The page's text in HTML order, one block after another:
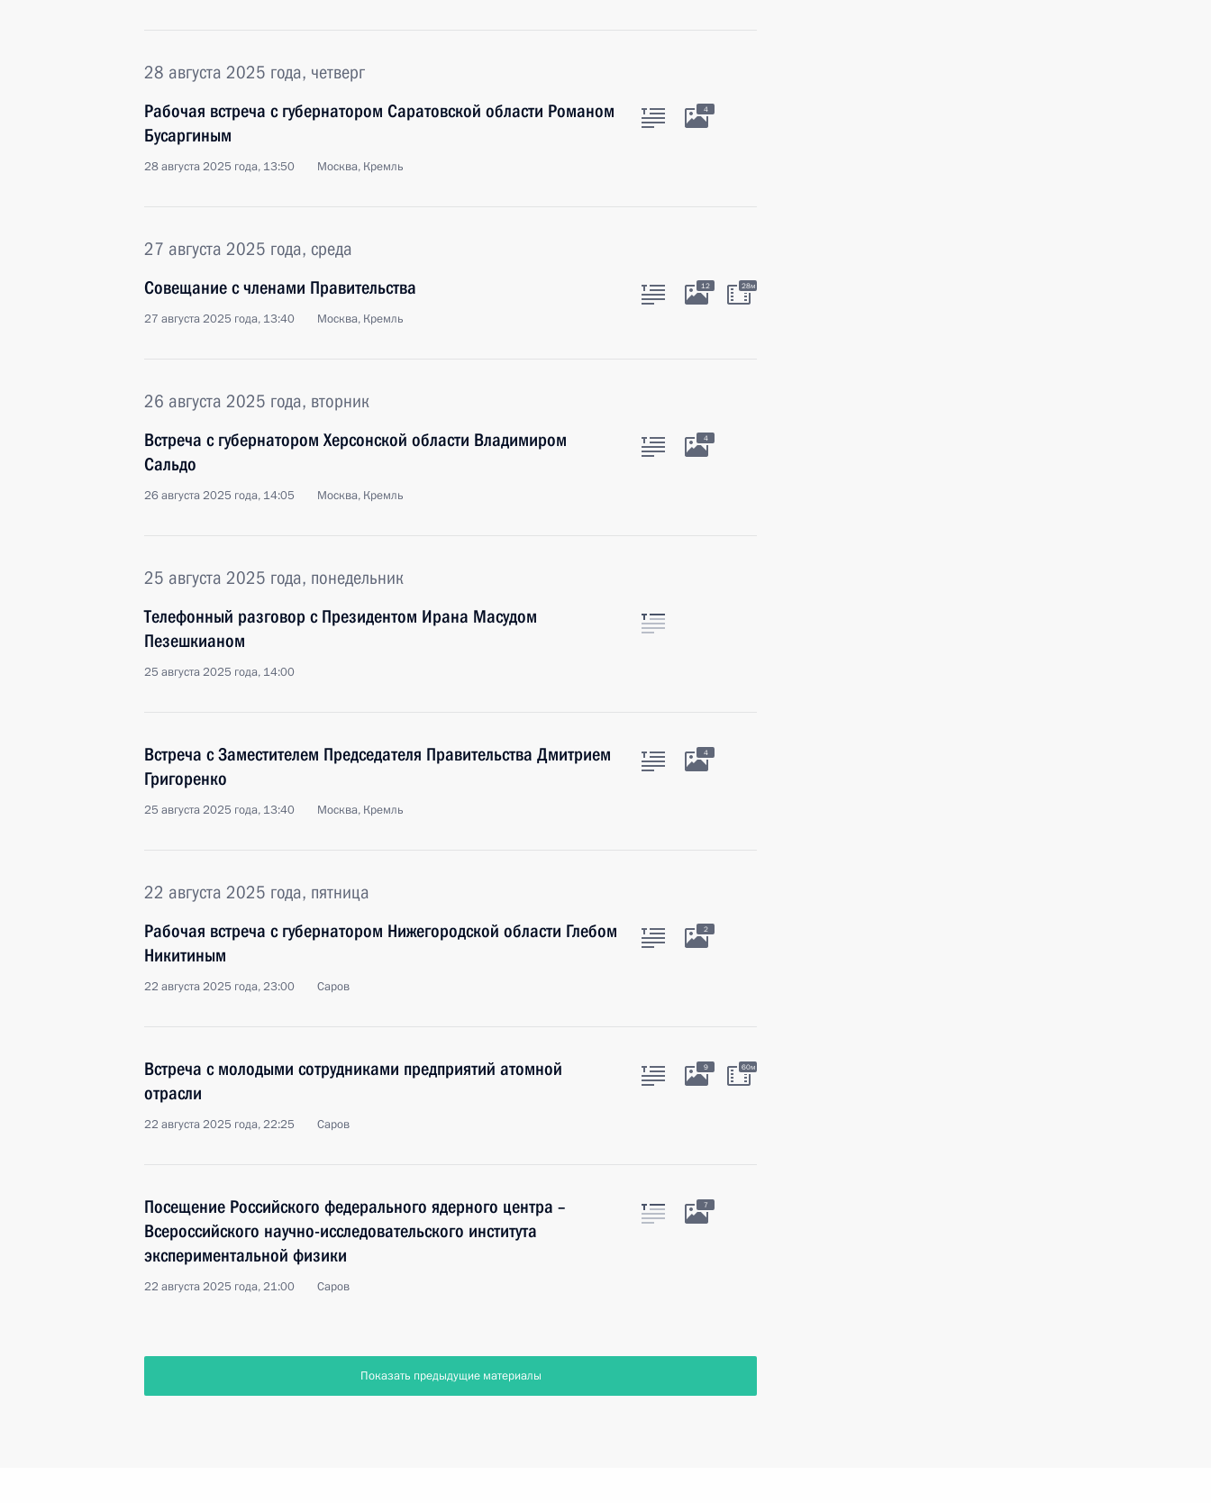
28 августа 2025 года, четверг
Рабочая встреча с губернатором Саратовской области Романом
Бусаргиным
28 августа 2025 года, 13:50 Москва, Кремль
4
27 августа 2025 года, среда
Совещание с членами Правительства
27 августа 2025 года, 13:40 Москва, Кремль
12 28м
26 августа 2025 года, вторник
Встреча с губернатором Херсонской области Владимиром
Сальдо
26 августа 2025 года, 14:05 Москва, Кремль
4
25 августа 2025 года, понедельник
Телефонный разговор с Президентом Ирана Масудом
Пезешкианом
25 августа 2025 года, 14:00
Встреча с Заместителем Председателя Правительства Дмитрием
Григоренко
25 августа 2025 года, 13:40 Москва, Кремль
4
22 августа 2025 года, пятница
Рабочая встреча с губернатором Нижегородской области Глебом
Никитиным
22 августа 2025 года, 23:00 Саров
2
Встреча с молодыми сотрудниками предприятий атомной
отрасли
22 августа 2025 года, 22:25 Саров
9 60м
Посещение Российского федерального ядерного центра –
Всероссийского научно-исследовательского института
экспериментальной физики
22 августа 2025 года, 21:00 Саров
7
Показать предыдущие материалы